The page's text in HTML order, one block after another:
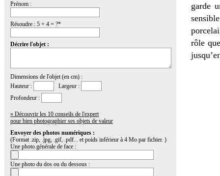
Prénom :
Résoudre : 5 + 4 = ?*
Décrire l'objet :
Dimensions de l'objet (en cm) :
Hauteur :
Largeur :
Profondeur :
» Découvrir les 10 conseils de l'expert
pour bien photographier ses objets de valeur
Envoyer des photos numériques :
(Format .zip, .jpg, .gif, .pdf... et poids inférieur à 4 Mo par fichier. )
Une photo générale de face :
Une photo du dos ou du dessous :
garde
rôle